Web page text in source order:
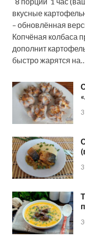
вкусные
– обновлённая
Копчёная колбаса
дополнит
быстро жарятся